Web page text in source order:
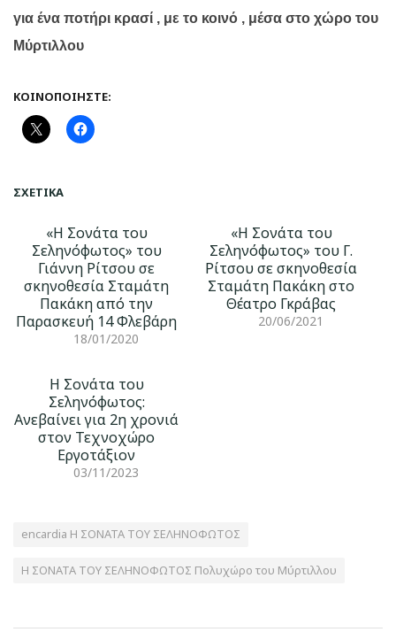
για ένα ποτήρι κρασί , με το κοινό , μέσα στο χώρο του
Μύρτιλλου
ΚΟΙΝΟΠΟΙΉΣΤΕ:
ΣΧΕΤΙΚΆ
«Η Σονάτα του
Σεληνόφωτος» του
Γιάννη Ρίτσου σε
σκηνοθεσία Σταμάτη
Πακάκη από την
Παρασκευή 14 Φλεβάρη
18/01/2020
«Η Σονάτα του
Σεληνόφωτος» του Γ.
Ρίτσου σε σκηνοθεσία
Σταμάτη Πακάκη στο
Θέατρο Γκράβας
20/06/2021
Η Σονάτα του
Σεληνόφωτος:
Ανεβαίνει για 2η χρονιά
στον Τεχνοχώρο
Εργοτάξιον
03/11/2023
encardia Η ΣΟΝΑΤΑ ΤΟΥ ΣΕΛΗΝΟΦΩΤΟΣ
Η ΣΟΝΑΤΑ ΤΟΥ ΣΕΛΗΝΟΦΩΤΟΣ Πολυχώρο του Μύρτιλλου